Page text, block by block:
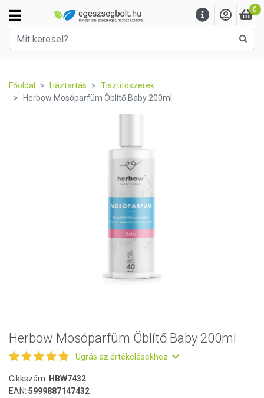
0
Főoldal Háztartás
Tisztítószerek
Herbow Mosóparfüm Öblítő Baby 200ml
Herbow Mosóparfüm Öblítő Baby 200ml
Ugrás az értékelésekhez
Cikkszám: HBW7432
EAN: 5999887147432